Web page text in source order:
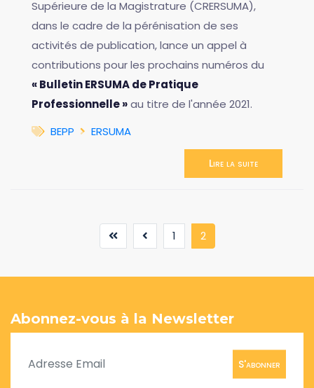
Supérieure de la Magistrature (CRERSUMA),
dans le cadre de la pérénisation de ses
activités de publication, lance un appel à
contributions pour les prochains numéros du
« Bulletin ERSUMA de Pratique
Professionnelle »au titre de l'année 2021.
BEPP
ERSUMA
Lire la suite
1 2(current)
Abonnez-vous à la Newsletter
S'abonner